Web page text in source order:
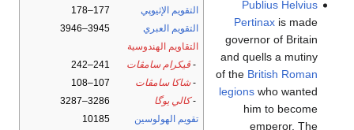
التقويم الإثيوپي
177–178
التقويم العبري
3945–3946
التقاويم الهندوسية
- ڤيكرام سامڤات
241–242
-شاكا سامڤات
107–108
-كالي يوگا
3286–3287
تقويم الهولوسين
10185
Publius Helvius
Pertinaxis made
governor of Britain
and quells a mutiny
of the British Roman
legionswho wanted
him to become
emperor. The